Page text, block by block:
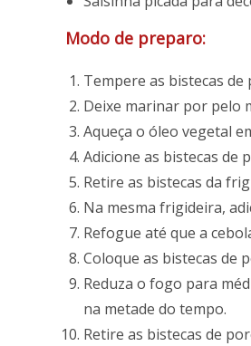
Modo de preparo:
Tempere as bistecas de
Deixe marinar por pelo
Aqueça o óleo vegetal
Adicione as bistecas de
Retire as bistecas da
Na mesma frigideira,
Refogue até que a
Coloque as bistecas de
Reduza o fogo para
na metade do tempo.
Retire as bistecas de